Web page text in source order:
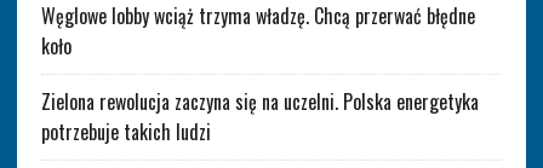
Węglowe lobby wciąż trzyma władzę. Chcą przerwać błędne
koło
Zielona rewolucja zaczyna się na uczelni. Polska energetyka
potrzebuje takich ludzi